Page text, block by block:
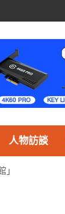
人物訪談